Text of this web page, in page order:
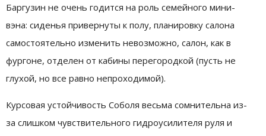
Баргузин не очень годится на роль семейного мини-
вэна: сиденья привернуты к полу, планировку салона
самостоятельно изменить невозможно, салон, как в
фургоне, отделен от кабины перегородкой (пусть не
глухой, но все равно непроходимой).
Курсовая устойчивость Соболя весьма сомнительна из-
за слишком чувствительного гидроусилителя руля и